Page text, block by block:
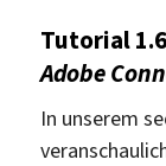
Tutorial
Adobe
In unserem